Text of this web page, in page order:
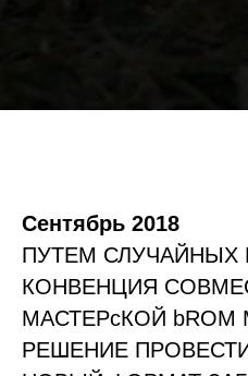
Сентябрь 2018
ПУТЕМ СЛУЧАЙНЫХ
КОНВЕНЦИЯ
МАСТЕРcКОЙ bROM
РЕШЕНИЕ